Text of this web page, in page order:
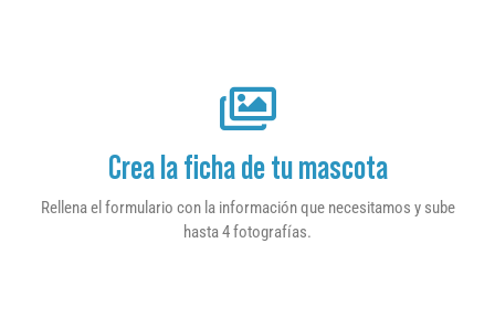
Crea la ficha de tu mascota
Rellena el formulario con la información que necesitamos y sube
hasta 4 fotografías.